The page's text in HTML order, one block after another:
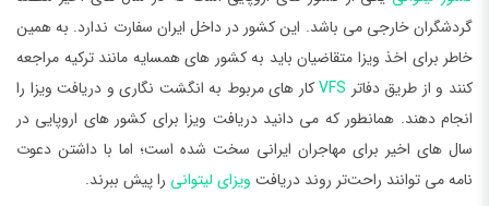
گردشگران خارجی می باشد. این کشور در داخل ایران سفارت ندارد. به همین
خاطر برای اخذ ویزا متقاضیان باید به کشور های همسایه مانند ترکیه مراجعه
کنند و از طریق دفاتر VFSکار های مربوط به انگشت نگاری و دریافت ویزا را
انجام دهند. همانطور که می دانید دریافت ویزا برای کشور های اروپایی در
سال های اخیر برای مهاجران ایرانی سخت شده است؛ اما با داشتن دعوت
نامه می توانند راحت‌تر روند دریافت ویزای لیتوانی را پیش ببرند.